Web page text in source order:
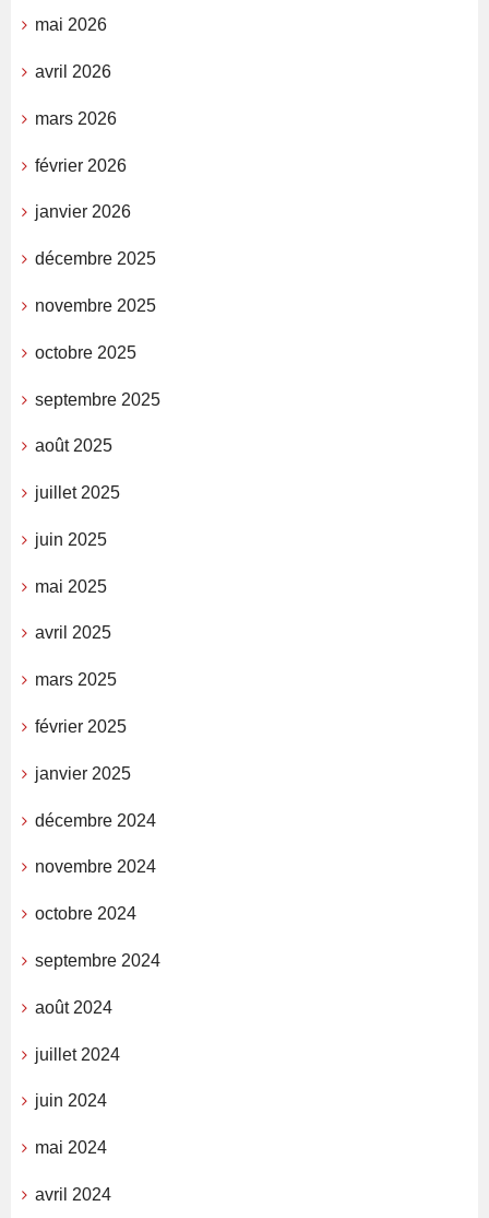
mai 2026
avril 2026
mars 2026
février 2026
janvier 2026
décembre 2025
novembre 2025
octobre 2025
septembre 2025
août 2025
juillet 2025
juin 2025
mai 2025
avril 2025
mars 2025
février 2025
janvier 2025
décembre 2024
novembre 2024
octobre 2024
septembre 2024
août 2024
juillet 2024
juin 2024
mai 2024
avril 2024